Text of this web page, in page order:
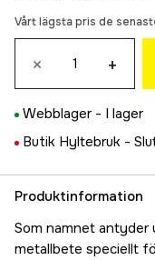
Golden Red
108 kr
Fire Perch
119 kr
Pink Shiner
Vårt lägsta pris de
× +
Webblager - I lager
Butik Hyltebruk -
Produktinformation
Som namnet antyder
metallbete speciellt